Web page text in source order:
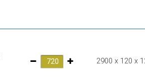
2900 x 120 x